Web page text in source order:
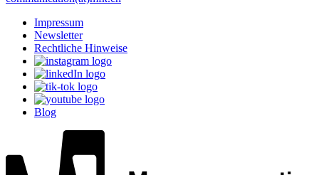
Impressum
Newsletter
Rechtliche Hinweise
Blog